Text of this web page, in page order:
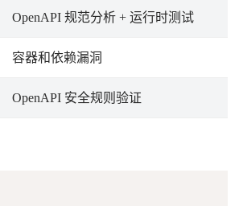
OpenAPI 规范分析 + 运行时测试
容器和依赖漏洞
OpenAPI 安全规则验证